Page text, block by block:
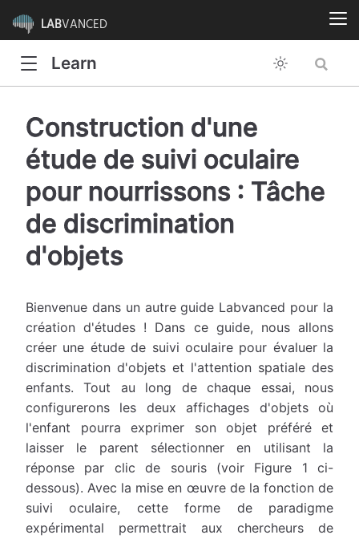
LABVANCED
Learn
Construction d'une
étude de suivi oculaire
pour nourrissons : Tâche
de discrimination
d'objets
Bienvenue dans un autre guide Labvanced pour la
création d'études ! Dans ce guide, nous allons
créer une étude de suivi oculaire pour évaluer la
discrimination d'objets et l'attention spatiale des
enfants. Tout au long de chaque essai, nous
configurerons les deux affichages d'objets où
l'enfant pourra exprimer son objet préféré et
laisser le parent sélectionner en utilisant la
réponse par clic de souris (voir Figure 1 ci-
dessous). Avec la mise en œuvre de la fonction de
suivi oculaire, cette forme de paradigme
expérimental permettrait aux chercheurs de